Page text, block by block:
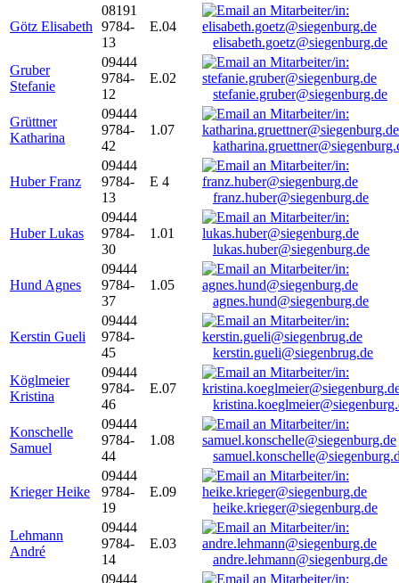
Götz Elisabeth
08191
9784-
13
E.04
elisabeth.goetz@siegenburg.de
Gruber
Stefanie
09444
9784-
12
E.02
stefanie.gruber@siegenburg.de
Grüttner
Katharina
09444
9784-
42
1.07
Huber Franz
09444
9784-
13
E 4
franz.huber@siegenburg.de
Huber Lukas
09444
9784-
30
1.01
lukas.huber@siegenburg.de
Hund Agnes
09444
9784-
37
1.05
agnes.hund@siegenburg.de
Kerstin Gueli
09444
9784-
45
kerstin.gueli@siegenbrug.de
Köglmeier
Kristina
09444
9784-
46
E.07
Konschelle
Samuel
09444
9784-
44
1.08
Krieger Heike
09444
9784-
19
E.09
heike.krieger@siegenburg.de
Lehmann
André
09444
9784-
14
E.03
andre.lehmann@siegenburg.de
09444